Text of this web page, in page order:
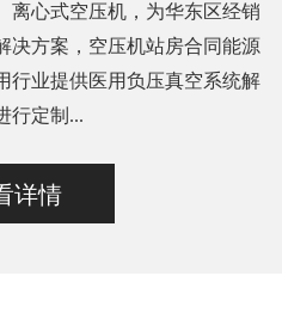
离心式空压机，为华东区经销
决方案，空压机站房合同能源
行业提供医用负压真空系统解
行定制...
详情